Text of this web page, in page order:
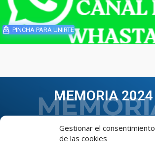
Gestionar el consentimiento
de las cookies
PINCHA PARA UNIRTE
MEMORIA 2024